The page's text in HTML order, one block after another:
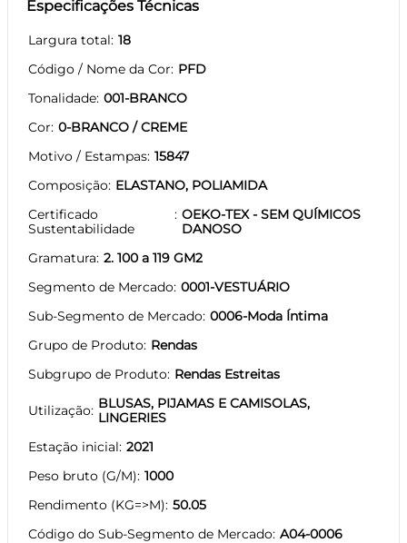
Especificações Técnicas
Largura total 18
Código / Nome da Cor PFD
Tonalidade 001-BRANCO
Cor 0-BRANCO / CREME
Motivo / Estampas 15847
Composição ELASTANO, POLIAMIDA
Certificado
Sustentabilidade
OEKO-TEX - SEM QUÍMICOS
DANOSO
Gramatura 2. 100 a 119 GM2
Segmento de Mercado 0001-VESTUÁRIO
Sub-Segmento de Mercado 0006-Moda Íntima
Grupo de Produto Rendas
Subgrupo de Produto Rendas Estreitas
Utilização BLUSAS, PIJAMAS E CAMISOLAS,
LINGERIES
Estação inicial 2021
Peso bruto (G/M) 1000
Rendimento (KG=>M) 50.05
Código do Sub-Segmento de Mercado A04-0006